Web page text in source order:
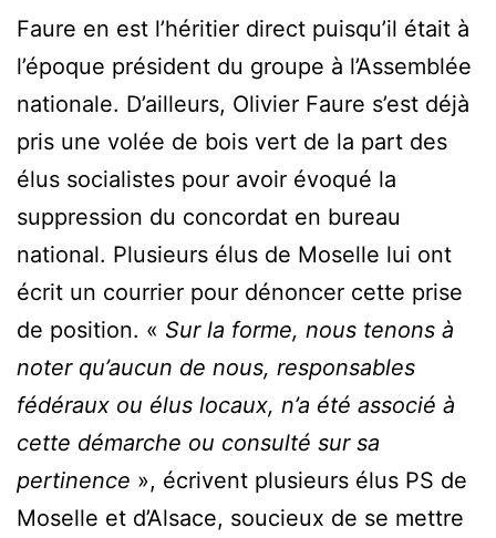
Faure en est l’héritier direct puisqu’il était à
l’époque président du groupe à l’Assemblée
nationale. D’ailleurs, Olivier Faure s’est déjà
pris une volée de bois vert de la part des
élus socialistes pour avoir évoqué la
suppression du concordat en bureau
national. Plusieurs élus de Moselle lui ont
écrit un courrier pour dénoncer cette prise
de position. « Sur la forme, nous tenons à
noter qu’aucun de nous, responsables
fédéraux ou élus locaux, n’a été associé à
cette démarche ou consulté sur sa
pertinence », écrivent plusieurs élus PS de
Moselle et d’Alsace, soucieux de se mettre